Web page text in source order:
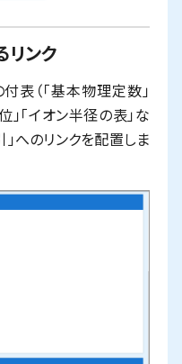
リンク
表（「基本物理定数」
」「イオン半径の表」な
」へのリンクを配置しま